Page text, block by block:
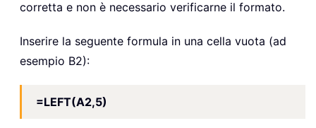
corretta e non è necessario verificarne il formato.
Inserire la seguente formula in una cella vuota (ad
esempio B2):
=LEFT(A2,5)